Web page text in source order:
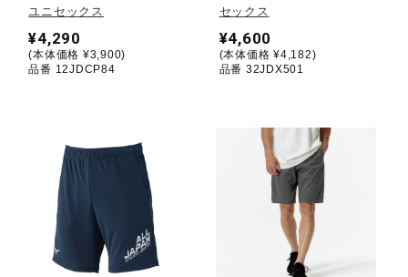
ゴルフ
バレーボール
テニス／ソフトテニス
ユニセックス
¥4,290
(本体価格 ¥3,900)
品番 12JDCP84
セックス
¥4,600
(本体価格 ¥4,182)
品番 32JDX501